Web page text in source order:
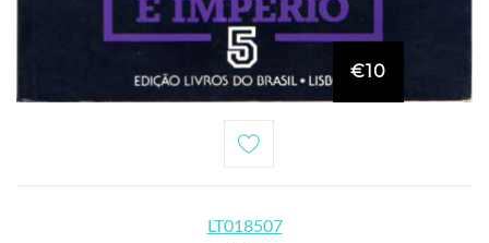
€10
LT018507